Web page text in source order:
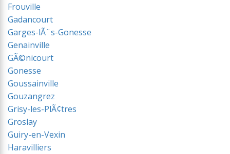
Frouville
Gadancourt
Garges-lÃ¨s-Gonesse
Genainville
GÃ©nicourt
Gonesse
Goussainville
Gouzangrez
Grisy-les-PlÃ¢tres
Groslay
Guiry-en-Vexin
Haravilliers